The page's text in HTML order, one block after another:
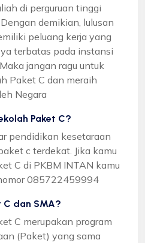
di perguruan tinggi
demikian, lulusan
peluang kerja yang
terbatas pada instansi
jangan ragu untuk
Paket C dan meraih
Negara
Paket C?
pendidikan kesetaraan
c terdekat. Jika kamu
C di PKBM INTAN kamu
085722459994
C dan SMA?
C merupakan program
(Paket) yang sama